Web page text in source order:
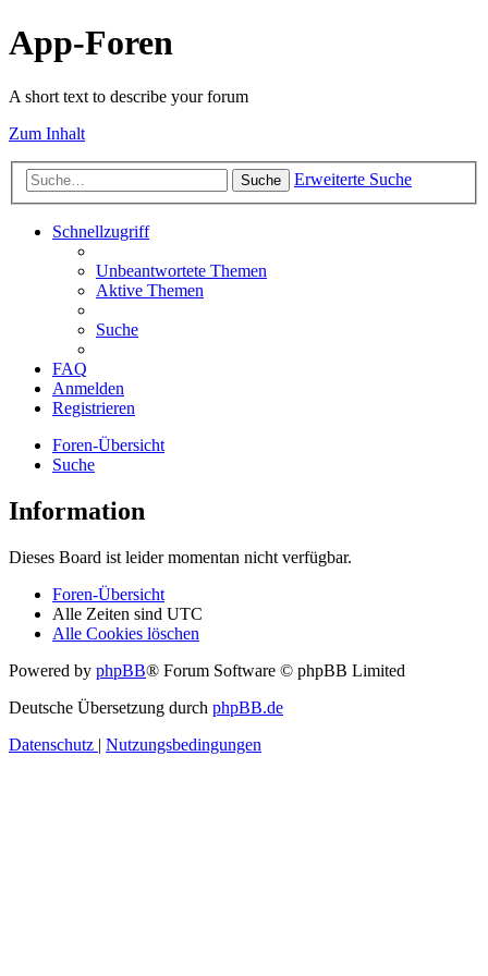
App-Foren
A short text to describe your forum
Zum Inhalt
Suche Erweiterte Suche
Schnellzugriff
Unbeantwortete Themen
Aktive Themen
Suche
FAQ
Anmelden
Registrieren
Foren-Übersicht
Suche
Information
Dieses Board ist leider momentan nicht verfügbar.
Foren-Übersicht
Alle Zeiten sind UTC
Alle Cookies löschen
Powered by phpBB® Forum Software © phpBB Limited
Deutsche Übersetzung durch phpBB.de
Datenschutz | Nutzungsbedingungen